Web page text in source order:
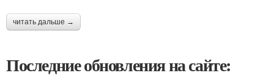
читать дальше →
Последние обновления на сайте: